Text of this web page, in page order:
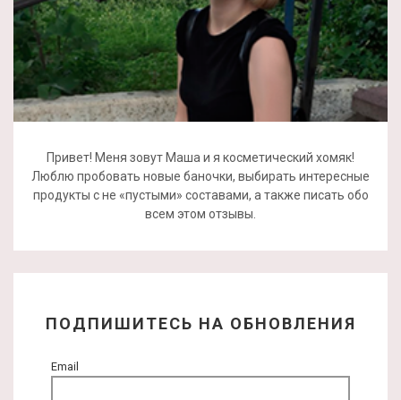
Привет! Меня зовут Маша и я косметический хомяк!
Люблю пробовать новые баночки, выбирать интересные
продукты с не «пустыми» составами, а также писать обо
всем этом отзывы.
ПОДПИШИТЕСЬ НА ОБНОВЛЕНИЯ
Email